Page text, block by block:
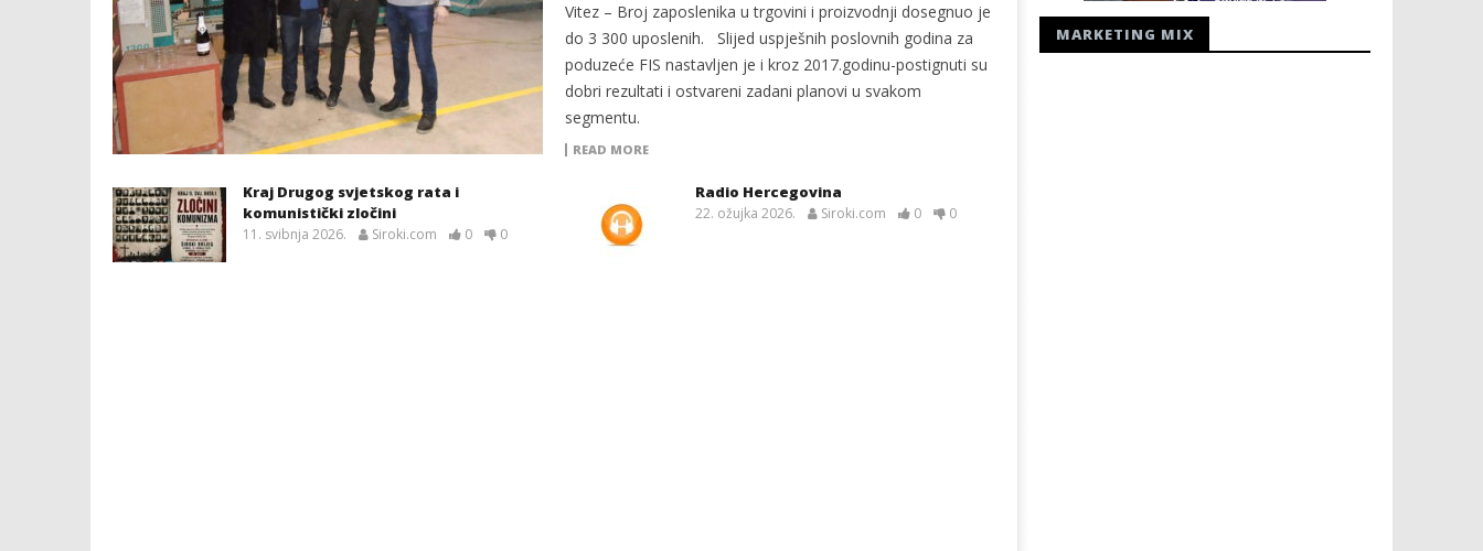
Vitez – Broj zaposlenika u trgovini i proizvodnji dosegnuo je
do 3 300 uposlenih. Slijed uspješnih poslovnih godina za
poduzeće FIS nastavljen je i kroz 2017.godinu-postignuti su
dobri rezultati i ostvareni zadani planovi u svakom
segmentu.
READ MORE
Kraj Drugog svjetskog rata i
komunistički zločini
11. svibnja 2026. Siroki.com 0 0
Radio Hercegovina
22. ožujka 2026. Siroki.com 0 0
MARKETING MIX